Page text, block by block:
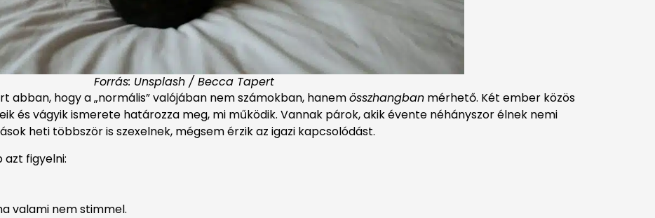
Forrás: Unsplash / Becca Tapert
abban, hogy a „normális” valójában nem számokban, hanemösszhangban mérhető. Két ember közös
és vágyik ismerete határozza meg, mi működik. Vannak párok, akik évente néhányszor élnek nemi
heti többször is szexelnek, mégsem érzik az igazi kapcsolódást.
figyelni:
valami nem stimmel.